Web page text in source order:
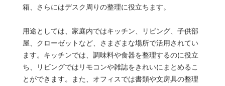
箱、さらにはデスク周りの整理に役立ちます。
用途としては、家庭内ではキッチン、リビング、子供部
屋、クローゼットなど、さまざまな場所で活用されてい
ます。キッチンでは、調味料や食器を整理するのに役立
ち、リビングではリモコンや雑誌をきれいにまとめるこ
とができます。また、オフィスでは書類や文房具の整理